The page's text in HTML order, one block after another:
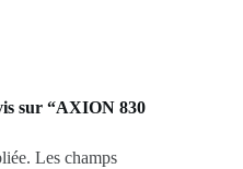
sur “AXION 830
Les champs